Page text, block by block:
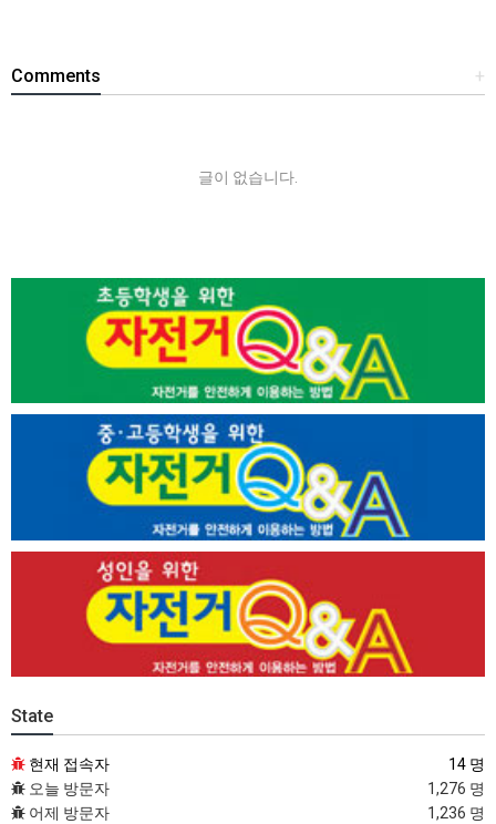
+
Comments
글이 없습니다.
State
현재 접속자
14 명
오늘 방문자
1,276 명
어제 방문자
1,236 명